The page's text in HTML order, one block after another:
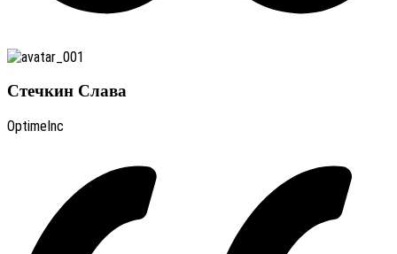
Стечкин Слава
OptimeInc